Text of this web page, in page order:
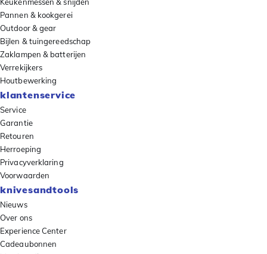
Pannen & kookgerei
Outdoor & gear
Bijlen & tuingereedschap
Zaklampen & batterijen
Verrekijkers
Houtbewerking
klantenservice
Service
Garantie
Retouren
Herroeping
Privacyverklaring
Voorwaarden
knivesandtools
Nieuws
Over ons
Experience Center
Cadeaubonnen